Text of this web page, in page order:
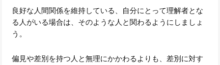
良好な人間関係を維持している、自分にとって理解者とな
る人がいる場合は、そのような人と関わるようにしましょ
う。
偏見や差別を持つ人と無理にかかわるよりも、差別に対す